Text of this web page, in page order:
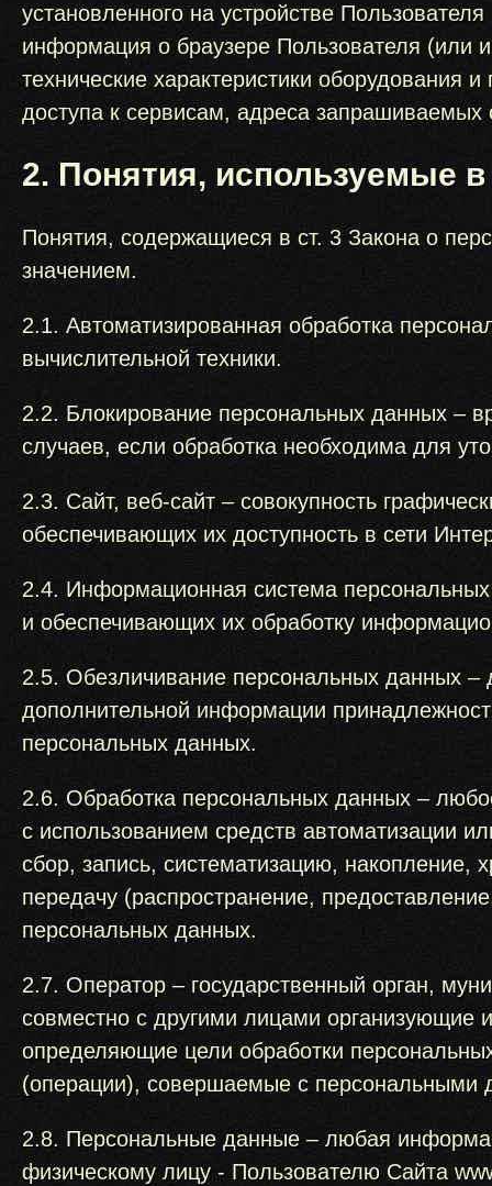
установленного на устройстве
информация о браузере Пользователя (или
технические характеристики оборудования
доступа к сервисам, адреса
2. Понятия, используемые
Понятия, содержащиеся в ст. 3 Закона о
значением.
2.1. Автоматизированная обработка
вычислительной техники.
2.2. Блокирование персональных данных –
случаев, если обработка необходима для
2.3. Сайт, веб-сайт – совокупность
обеспечивающих их доступность в сети
2.4. Информационная система
и обеспечивающих их обработку
2.5. Обезличивание персональных данных –
дополнительной информации
персональных данных.
2.6. Обработка персональных данных –
с использованием средств автоматизации
сбор, запись, систематизацию, накопление,
передачу (распространение,
персональных данных.
2.7. Оператор – государственный орган,
совместно с другими лицами организующие
определяющие цели обработки
(операции), совершаемые с персональными
2.8. Персональные данные – любая
физическому лицу - Пользователю Сайта